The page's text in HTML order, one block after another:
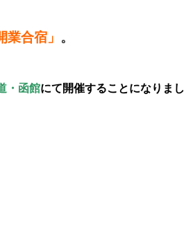
業合宿」 。
・函館にて開催することになりまし